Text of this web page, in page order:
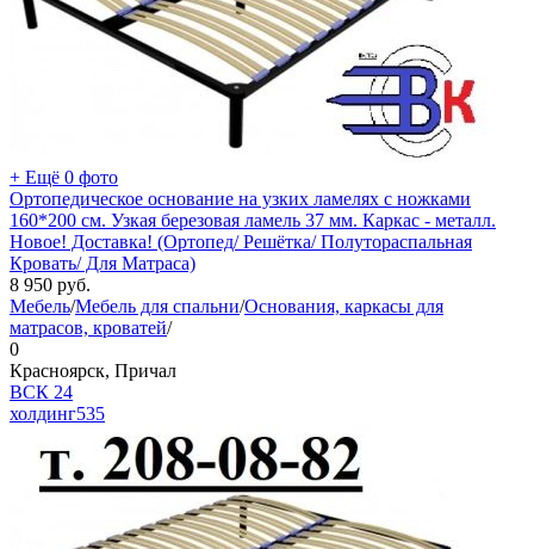
+ Ещё 0 фото
Ортопедическое основание на узких ламелях с ножками
160*200 см. Узкая березовая ламель 37 мм. Каркас - металл.
Новое! Доставка! (Ортопед/ Решётка/ Полутораспальная
Кровать/ Для Матраса)
8 950 руб.
Мебель/Мебель для спальни/Основания, каркасы для
матрасов, кроватей/
0
Красноярск, Причал
ВСК 24
холдинг535